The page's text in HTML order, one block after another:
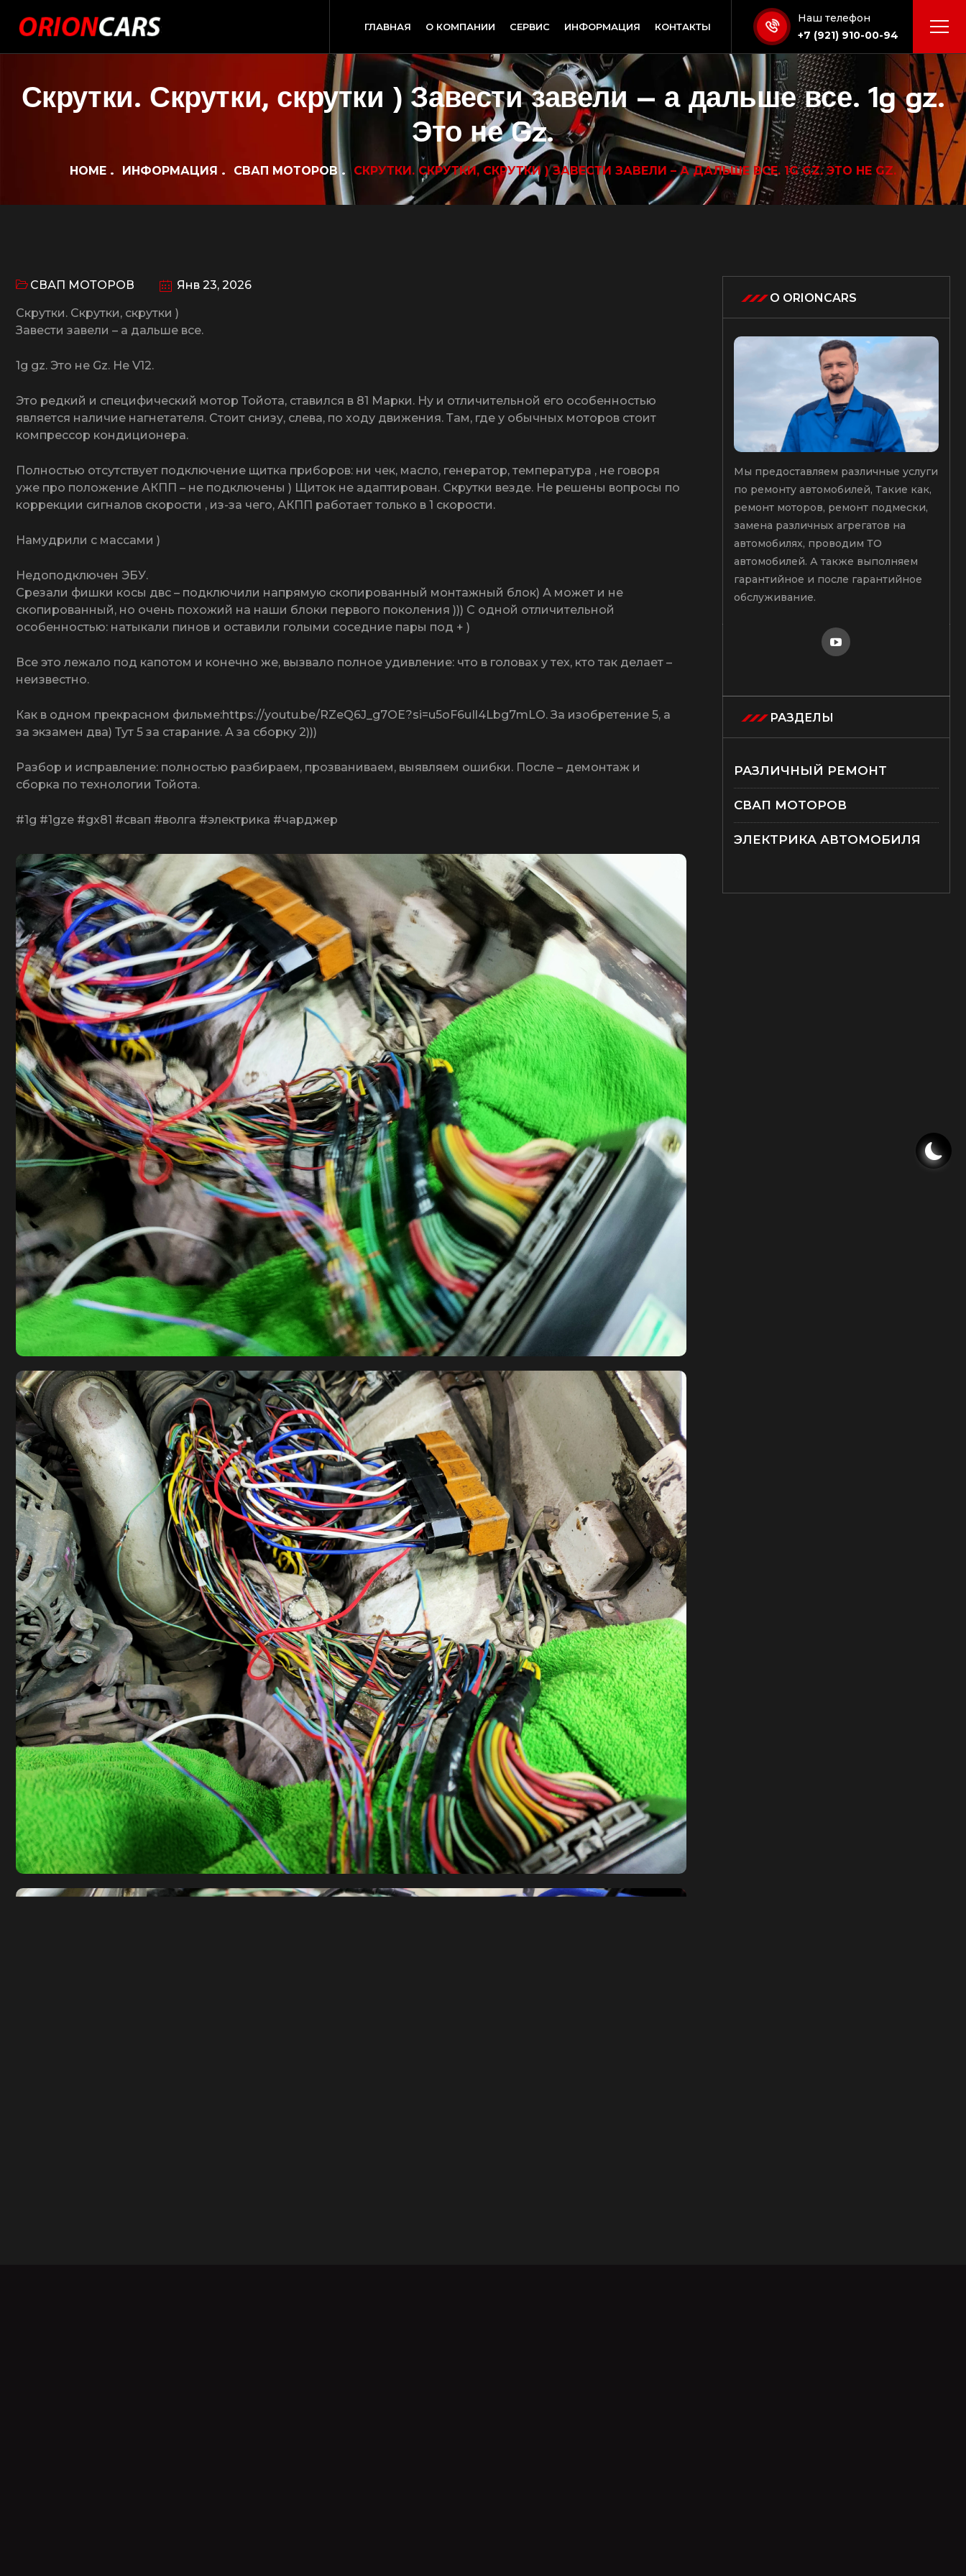
ГЛАВНАЯ О КОМПАНИИ СЕРВИС ИНФОРМАЦИЯ КОНТАКТЫ
Наш телефон
+7 (921) 910-00-94
Скрутки. Скрутки, скрутки ) Завести завели – а дальше все. 1g gz.
Это не Gz.
HOME ИНФОРМАЦИЯ СВАП МОТОРОВ СКРУТКИ. СКРУТКИ, СКРУТКИ ) ЗАВЕСТИ ЗАВЕЛИ – А ДАЛЬШЕ ВСЕ. 1G GZ. ЭТО НЕ GZ.
СВАП МОТОРОВ Янв 23, 2026
Скрутки. Скрутки, скрутки )
Завести завели – а дальше все.
1g gz. Это не Gz. Не V12.
Это редкий и специфический мотор Тойота, ставился в 81 Марки. Ну и отличительной его особенностью
является наличие нагнетателя. Стоит снизу, слева, по ходу движения. Там, где у обычных моторов стоит
компрессор кондиционера.
Полностью отсутствует подключение щитка приборов: ни чек, масло, генератор, температура , не говоря
уже про положение АКПП – не подключены ) Щиток не адаптирован. Скрутки везде. Не решены вопросы по
коррекции сигналов скорости , из-за чего, АКПП работает только в 1 скорости.
Намудрили с массами )
Недоподключен ЭБУ.
Срезали фишки косы двс – подключили напрямую скопированный монтажный блок) А может и не
скопированный, но очень похожий на наши блоки первого поколения ))) С одной отличительной
особенностью: натыкали пинов и оставили голыми соседние пары под + )
Все это лежало под капотом и конечно же, вызвало полное удивление: что в головах у тех, кто так делает –
неизвестно.
Как в одном прекрасном фильме:https://youtu.be/RZeQ6J_g7OE?si=u5oF6uIl4Lbg7mLO. За изобретение 5, а
за экзамен два) Тут 5 за старание. А за сборку 2)))
Разбор и исправление: полностью разбираем, прозваниваем, выявляем ошибки. После – демонтаж и
сборка по технологии Тойота.
#1g #1gze #gx81 #свап #волга #электрика #чарджер
О ORIONCARS
Мы предоставляем различные услуги
по ремонту автомобилей, Такие как,
ремонт моторов, ремонт подмески,
замена различных агрегатов на
автомобилях, проводим ТО
автомобилей. А также выполняем
гарантийное и после гарантийное
обслуживание.
РАЗДЕЛЫ
РАЗЛИЧНЫЙ РЕМОНТ
СВАП МОТОРОВ
ЭЛЕКТРИКА АВТОМОБИЛЯ